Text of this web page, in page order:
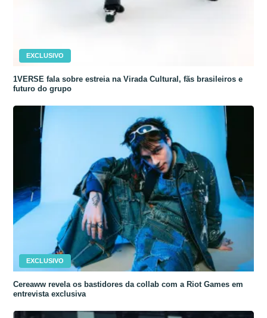
EXCLUSIVO
1VERSE fala sobre estreia na Virada Cultural, fãs brasileiros e
futuro do grupo
EXCLUSIVO
Cereaww revela os bastidores da collab com a Riot Games em
entrevista exclusiva